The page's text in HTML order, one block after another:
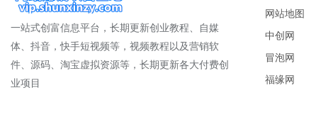
一站式创富信息平台，长期更新创业教程、自媒
体、抖音，快手短视频等，视频教程以及营销软
件、源码、淘宝虚拟资源等，长期更新各大付费创
业项目
网站地图
中创网
冒泡网
福缘网